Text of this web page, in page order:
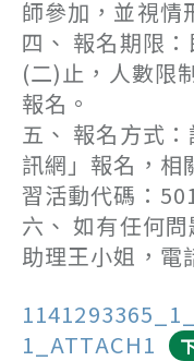
師參加，並視情
四、 報名期限
(二)止，人數限
報名。
五、 報名方式
訊網」報名，相
習活動代碼：
六、 如有任何
助理王小姐，電
1_ATTACH1